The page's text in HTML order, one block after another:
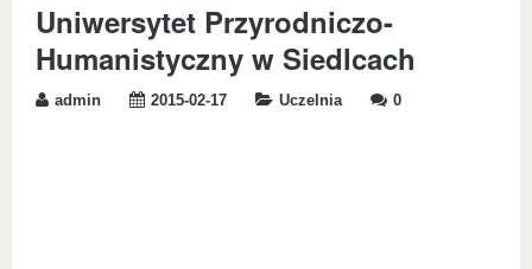
Uniwersytet Przyrodniczo-
Humanistyczny w Siedlcach
admin 2015-02-17 Uczelnia 0